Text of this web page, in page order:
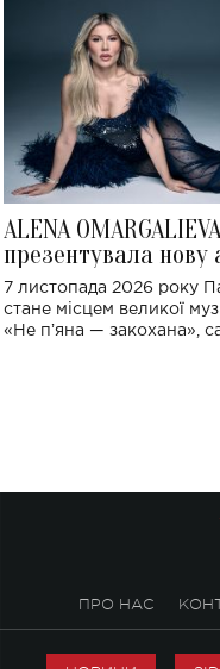
ALENA OMARGALIEVA
презентувала
великого концерту
спорту
7 листопада 2026 року
стане місцем великої
«Не пʼяна — закохана»,
ПРО НАС